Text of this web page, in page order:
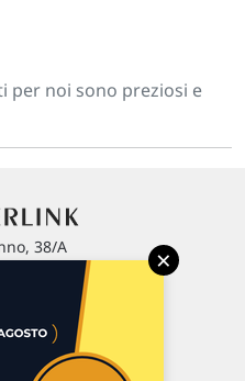
per noi sono preziosi e
38/A
460 401
×